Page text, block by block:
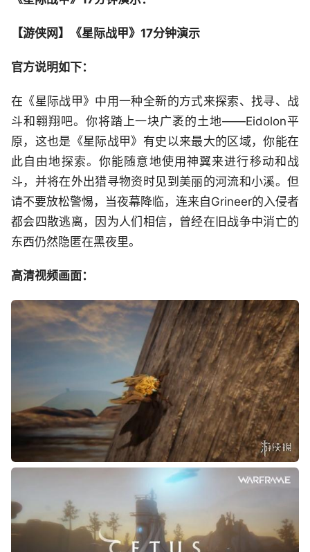
【游侠网】《星际战甲》17分钟演示
官方说明如下：
在《星际战甲》中用一种全新的方式来探索、找寻、战
斗和翱翔吧。你将踏上一块广袤的土地——Eidolon平
原，这也是《星际战甲》有史以来最大的区域，你能在
此自由地探索。你能随意地使用神翼来进行移动和战
斗，并将在外出猎寻物资时见到美丽的河流和小溪。但
请不要放松警惕，当夜幕降临，连来自Grineer的入侵者
都会四散逃离，因为人们相信，曾经在旧战争中消亡的
东西仍然隐匿在黑夜里。
高清视频画面：